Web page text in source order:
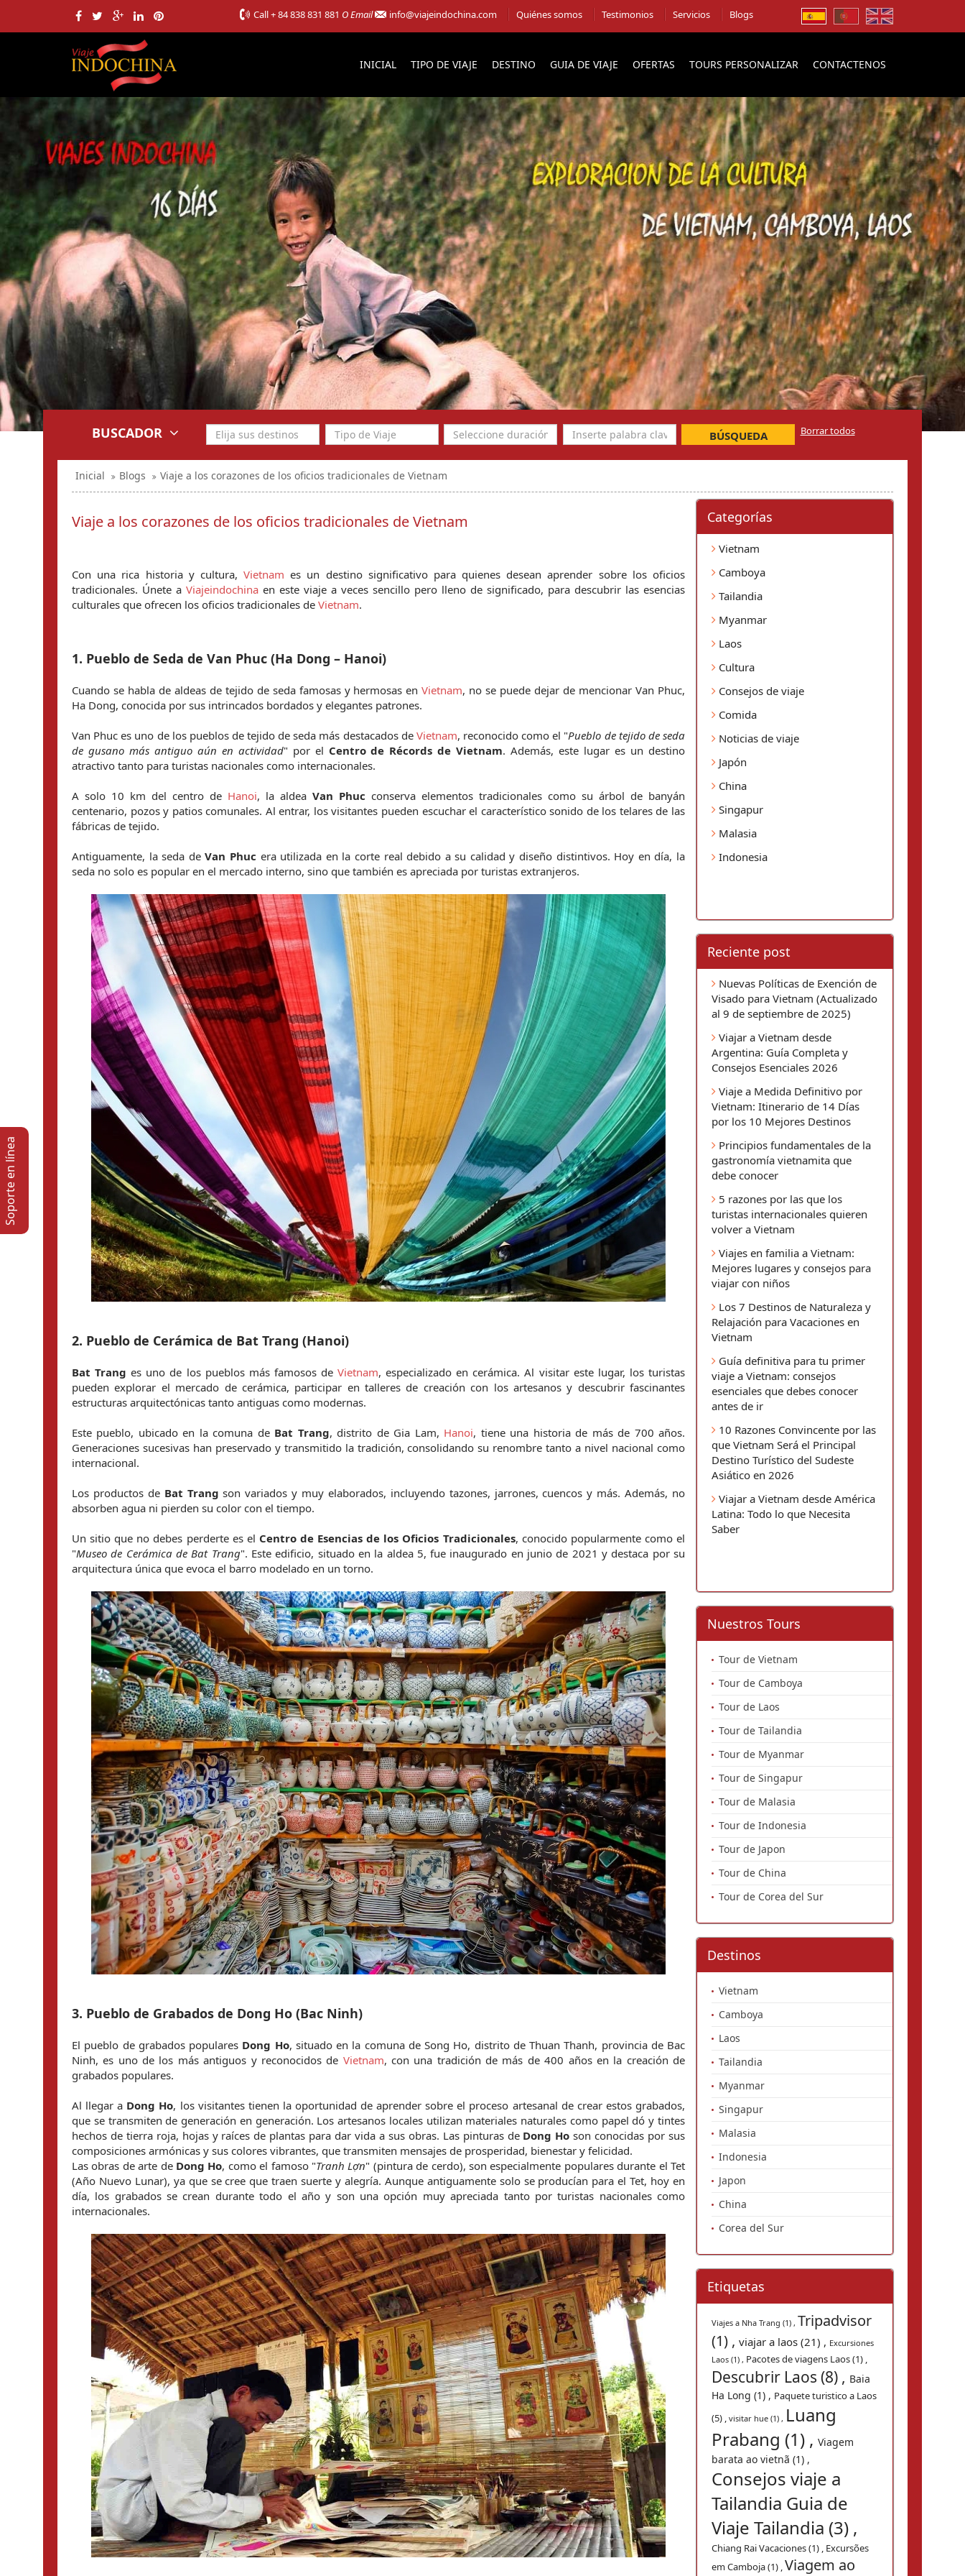
Call+ 84 838 831 881 O Email info@viajeindochina.com Quiénes somos Testimonios Servicios Blogs
INICIAL TIPO DE VIAJE DESTINO GUIA DE VIAJE OFERTAS TOURS PERSONALIZAR CONTACTENOS
BUSCADOR BÚSQUEDA Borrar todos
Inicial Blogs Viaje a los corazones de los oficios tradicionales de Vietnam
Viaje a los corazones de los oficios tradicionales de Vietnam
Con una rica historia y cultura, Vietnam es un destino significativo para quienes desean aprender sobre los oficios
tradicionales. Únete a Viajeindochina en este viaje a veces sencillo pero lleno de significado, para descubrir las esencias
culturales que ofrecen los oficios tradicionales de Vietnam.
1. Pueblo de Seda de Van Phuc (Ha Dong – Hanoi)
Cuando se habla de aldeas de tejido de seda famosas y hermosas en Vietnam, no se puede dejar de mencionar Van Phuc,
Ha Dong, conocida por sus intrincados bordados y elegantes patrones.
Van Phuc es uno de los pueblos de tejido de seda más destacados de Vietnam, reconocido como el "Pueblo de tejido de seda
de gusano más antiguo aún en actividad" por el Centro de Récords de Vietnam. Además, este lugar es un destino
atractivo tanto para turistas nacionales como internacionales.
A solo 10 km del centro de Hanoi, la aldea Van Phuc conserva elementos tradicionales como su árbol de banyán
centenario, pozos y patios comunales. Al entrar, los visitantes pueden escuchar el característico sonido de los telares de las
fábricas de tejido.
Antiguamente, la seda de Van Phuc era utilizada en la corte real debido a su calidad y diseño distintivos. Hoy en día, la
seda no solo es popular en el mercado interno, sino que también es apreciada por turistas extranjeros.
2. Pueblo de Cerámica de Bat Trang (Hanoi)
Bat Trang es uno de los pueblos más famosos de Vietnam, especializado en cerámica. Al visitar este lugar, los turistas
pueden explorar el mercado de cerámica, participar en talleres de creación con los artesanos y descubrir fascinantes
estructuras arquitectónicas tanto antiguas como modernas.
Este pueblo, ubicado en la comuna de Bat Trang, distrito de Gia Lam, Hanoi, tiene una historia de más de 700 años.
Generaciones sucesivas han preservado y transmitido la tradición, consolidando su renombre tanto a nivel nacional como
internacional.
Los productos de Bat Trang son variados y muy elaborados, incluyendo tazones, jarrones, cuencos y más. Además, no
absorben agua ni pierden su color con el tiempo.
Un sitio que no debes perderte es el Centro de Esencias de los Oficios Tradicionales, conocido popularmente como el
"Museo de Cerámica de Bat Trang". Este edificio, situado en la aldea 5, fue inaugurado en junio de 2021 y destaca por su
arquitectura única que evoca el barro modelado en un torno.
3. Pueblo de Grabados de Dong Ho (Bac Ninh)
El pueblo de grabados populares Dong Ho, situado en la comuna de Song Ho, distrito de Thuan Thanh, provincia de Bac
Ninh, es uno de los más antiguos y reconocidos de Vietnam, con una tradición de más de 400 años en la creación de
grabados populares.
Al llegar a Dong Ho, los visitantes tienen la oportunidad de aprender sobre el proceso artesanal de crear estos grabados,
que se transmiten de generación en generación. Los artesanos locales utilizan materiales naturales como papel dó y tintes
hechos de tierra roja, hojas y raíces de plantas para dar vida a sus obras. Las pinturas de Dong Ho son conocidas por sus
composiciones armónicas y sus colores vibrantes, que transmiten mensajes de prosperidad, bienestar y felicidad.
Las obras de arte de Dong Ho, como el famoso "Tranh Lợn" (pintura de cerdo), son especialmente populares durante el Tet
(Año Nuevo Lunar), ya que se cree que traen suerte y alegría. Aunque antiguamente solo se producían para el Tet, hoy en
día, los grabados se crean durante todo el año y son una opción muy apreciada tanto por turistas nacionales como
internacionales.
Categorí­as
Vietnam
Camboya
Tailandia
Myanmar
Laos
Cultura
Consejos de viaje
Comida
Noticias de viaje
Japón
China
Singapur
Malasia
Indonesia
Reciente post
Nuevas Políticas de Exención de
Visado para Vietnam (Actualizado
al 9 de septiembre de 2025)
Viajar a Vietnam desde
Argentina: Guía Completa y
Consejos Esenciales 2026
Viaje a Medida Definitivo por
Vietnam: Itinerario de 14 Días
por los 10 Mejores Destinos
Principios fundamentales de la
gastronomía vietnamita que
debe conocer
5 razones por las que los
turistas internacionales quieren
volver a Vietnam
Viajes en familia a Vietnam:
Mejores lugares y consejos para
viajar con niños
Los 7 Destinos de Naturaleza y
Relajación para Vacaciones en
Vietnam
Guía definitiva para tu primer
viaje a Vietnam: consejos
esenciales que debes conocer
antes de ir
10 Razones Convincente por las
que Vietnam Será el Principal
Destino Turístico del Sudeste
Asiático en 2026
Viajar a Vietnam desde América
Latina: Todo lo que Necesita
Saber
Nuestros Tours
Tour de Vietnam
Tour de Camboya
Tour de Laos
Tour de Tailandia
Tour de Myanmar
Tour de Singapur
Tour de Malasia
Tour de Indonesia
Tour de Japon
Tour de China
Tour de Corea del Sur
Destinos
Vietnam
Camboya
Laos
Tailandia
Myanmar
Singapur
Malasia
Indonesia
Japon
China
Corea del Sur
Etiquetas
Viajes a Nha Trang (1) , Tripadvisor
(1) , viajar a laos (21) , Excursiones
Laos (1) , Pacotes de viagens Laos (1) ,
Descubrir Laos (8) , Baia
Ha Long (1) , Paquete turistico a Laos
(5) , visitar hue (1) , Luang
Prabang (1) , Viagem
barata ao vietnã (1) ,
Consejos viaje a
Tailandia Guia de
Viaje Tailandia (3) ,
Chiang Rai Vacaciones (1) , Excursões
em Camboja (1) ,Viagem ao
Soporte en lí­nea